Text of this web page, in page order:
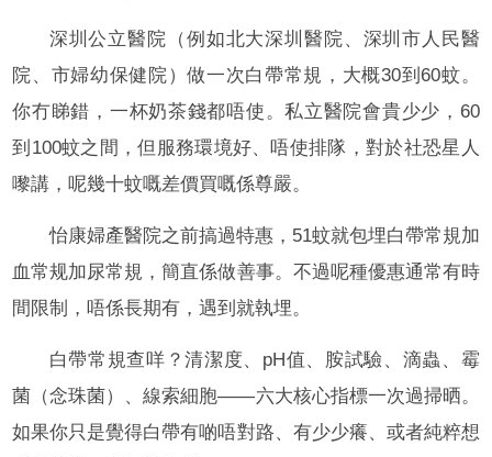
深圳公立醫院（例如北大深圳醫院、深圳市人民醫
院、市婦幼保健院）做一次白帶常規，大概30到60蚊。
你冇睇錯，一杯奶茶錢都唔使。私立醫院會貴少少，60
到100蚊之間，但服務環境好、唔使排隊，對於社恐星人
嚟講，呢幾十蚊嘅差價買嘅係尊嚴。
怡康婦產醫院之前搞過特惠，51蚊就包埋白帶常規加
血常规加尿常規，簡直係做善事。不過呢種優惠通常有時
間限制，唔係長期有，遇到就執埋。
白帶常規查咩？清潔度、pH值、胺試驗、滴蟲、霉
菌（念珠菌）、線索細胞——六大核心指標一次過掃晒。
如果你只是覺得白帶有啲唔對路、有少少癢、或者純粹想